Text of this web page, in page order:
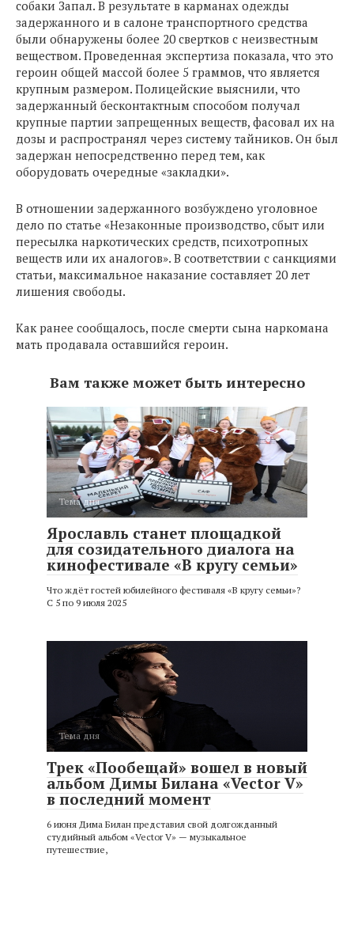
собаки Запал. В результате в карманах одежды
задержанного и в салоне транспортного средства
были обнаружены более 20 свертков с неизвестным
веществом. Проведенная экспертиза показала, что это
героин общей массой более 5 граммов, что является
крупным размером. Полицейские выяснили, что
задержанный бесконтактным способом получал
крупные партии запрещенных веществ, фасовал их на
дозы и распространял через систему тайников. Он был
задержан непосредственно перед тем, как
оборудовать очередные «закладки».
В отношении задержанного возбуждено уголовное
дело по статье «Незаконные производство, сбыт или
пересылка наркотических средств, психотропных
веществ или их аналогов». В соответствии с санкциями
статьи, максимальное наказание составляет 20 лет
лишения свободы.
Как ранее сообщалось, после смерти сына наркомана
мать продавала оставшийся героин.
Вам также может быть интересно
Тема дня
Ярославль станет площадкой
для созидательного диалога на
кинофестивале «В кругу семьи»
Что ждёт гостей юбилейного фестиваля «В кругу семьи»?
С 5 по 9 июля 2025
Тема дня
Трек «Пообещай» вошел в новый
альбом Димы Билана «Vector V»
в последний момент
6 июня Дима Билан представил свой долгожданный
студийный альбом «Vector V» — музыкальное
путешествие,